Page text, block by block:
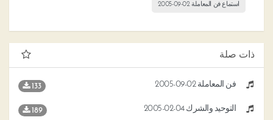
استماع فن المعاملة 02-09-2005
ذات صلة
فن المعاملة 02-09-2005 133
التوحيد والشرك 04-02-2005 189